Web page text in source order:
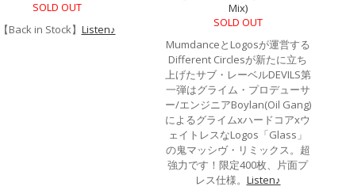
SOLD OUT
【Back in Stock】 Listen♪
Mix)
SOLD OUT
MumdanceとLogosが運営する
Different Circlesが新たに立ち
上げたサブ・レーベルDEVILS第
一弾はグライム・プロデューサ
ー/エンジニアBoylan(Oil Gang)
によるグライムxハードコアxウ
ェイトレスなLogos「Glass」
の鬼マッシヴ・リミックス。超
強力です！限定400枚、片面プ
レス仕様。 Listen♪